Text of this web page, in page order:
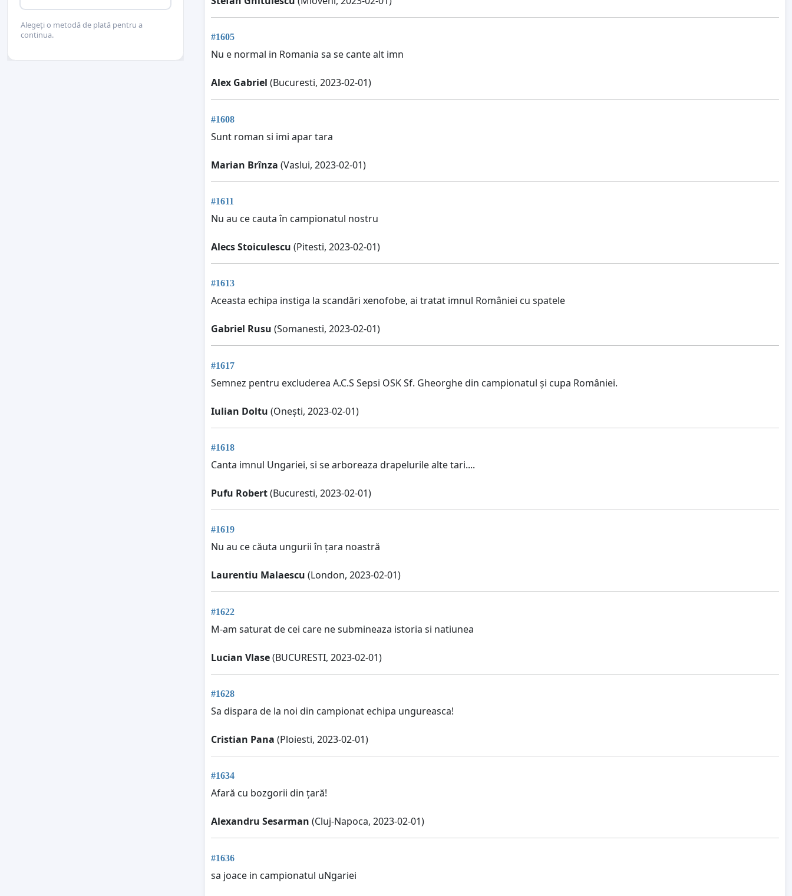
#1605
Nu e normal in Romania sa se cante alt imn
Alex Gabriel (Bucuresti, 2023-02-01)
#1608
Sunt roman si imi apar tara
Marian Brînza (Vaslui, 2023-02-01)
#1611
Nu au ce cauta în campionatul nostru
Alecs Stoiculescu (Pitesti, 2023-02-01)
#1613
Aceasta echipa instiga la scandări xenofobe, ai tratat imnul României cu spatele
Gabriel Rusu (Somanesti, 2023-02-01)
#1617
Semnez pentru excluderea A.C.S Sepsi OSK Sf. Gheorghe din campionatul și cupa României.
Iulian Doltu (Onești, 2023-02-01)
#1618
Canta imnul Ungariei, si se arboreaza drapelurile alte tari....
Pufu Robert(Bucuresti, 2023-02-01)
#1619
Nu au ce căuta ungurii în țara noastră
Laurentiu Malaescu (London, 2023-02-01)
#1622
M-am saturat de cei care ne submineaza istoria si natiunea
Lucian Vlase(BUCURESTI, 2023-02-01)
#1628
Sa dispara de la noi din campionat echipa ungureasca!
Cristian Pana (Ploiesti, 2023-02-01)
#1634
Afară cu bozgorii din țară!
Alexandru Sesarman (Cluj-Napoca, 2023-02-01)
#1636
sa joace in campionatul uNgariei
Alegeți o metodă de plată pentru a
continua.